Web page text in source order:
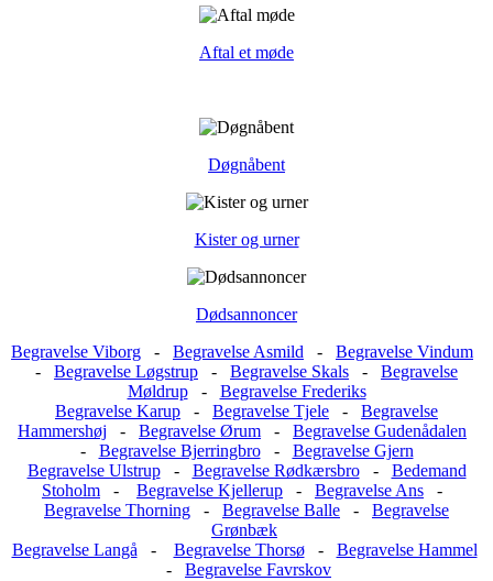
Aftal et møde
Døgnåbent
Kister og urner
Dødsannoncer
Begravelse Viborg - Begravelse Asmild - Begravelse Vindum
- Begravelse Løgstrup - Begravelse Skals - Begravelse
Møldrup- Begravelse Frederiks
Begravelse Karup - Begravelse Tjele - Begravelse
Hammershøj - Begravelse Ørum - Begravelse Gudenådalen
- Begravelse Bjerringbro- Begravelse Gjern
Begravelse Ulstrup- Begravelse Rødkærsbro- Bedemand
Stoholm - Begravelse Kjellerup - Begravelse Ans -
Begravelse Thorning - Begravelse Balle - Begravelse
Grønbæk
Begravelse Langå - Begravelse Thorsø- Begravelse Hammel
- Begravelse Favrskov